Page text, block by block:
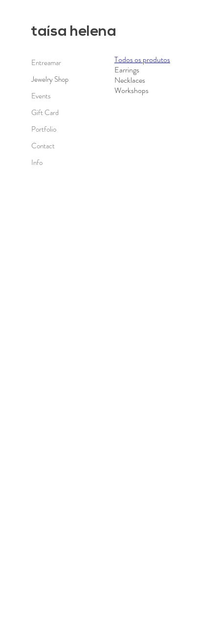
taísa helena
Entreamar
Jewelry Shop
Events
Gift Card
Portfolio
Contact
Info
Todos os produtos
Earrings
Necklaces
Workshops